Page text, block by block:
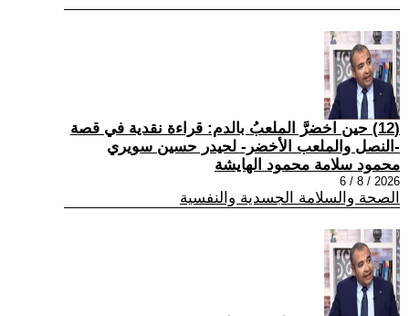
(12) حين اخضرَّ الملعبُ بالدم: قراءة نقدية في قصة
-النصل والملعب الأخضر- لحيدر حسين سويري
محمود سلامة محمود الهايشة
2026 / 8 / 6
الصحة والسلامة الجسدية والنفسية